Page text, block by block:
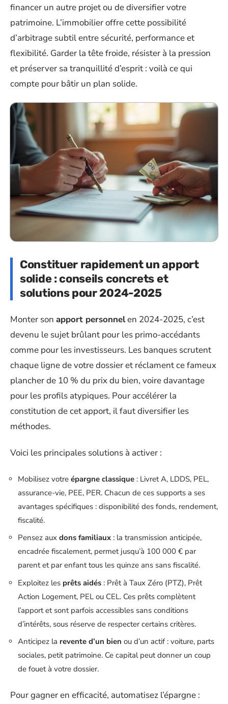
financer un autre projet ou de diversifier votre
patrimoine. L’immobilier offre cette possibilité
d’arbitrage subtil entre sécurité, performance et
flexibilité. Garder la tête froide, résister à la pression
et préserver sa tranquillité d’esprit : voilà ce qui
compte pour bâtir un plan solide.
Constituer rapidement un apport
solide : conseils concrets et
solutions pour 2024-2025
Monter son apport personnelen 2024-2025, c’est
devenu le sujet brûlant pour les primo-accédants
comme pour les investisseurs. Les banques scrutent
chaque ligne de votre dossier et réclament ce fameux
plancher de 10 % du prix du bien, voire davantage
pour les profils atypiques. Pour accélérer la
constitution de cet apport, il faut diversifier les
méthodes.
Voici les principales solutions à activer :
Mobilisez votre épargne classique : Livret A, LDDS, PEL,
assurance-vie, PEE, PER. Chacun de ces supports a ses
avantages spécifiques : disponibilité des fonds, rendement,
fiscalité.
Pensez aux dons familiaux : la transmission anticipée,
encadrée fiscalement, permet jusqu’à 100 000 € par
parent et par enfant tous les quinze ans sans fiscalité.
Exploitez les prêts aidés : Prêt à Taux Zéro (PTZ), Prêt
Action Logement, PEL ou CEL. Ces prêts complètent
l’apport et sont parfois accessibles sans conditions
d’intérêts, sous réserve de respecter certains critères.
Anticipez la revente d’un bien ou d’un actif : voiture, parts
sociales, petit patrimoine. Ce capital peut donner un coup
de fouet à votre dossier.
Pour gagner en efficacité, automatisez l’épargne :